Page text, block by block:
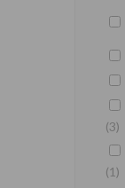
(3)
(1)